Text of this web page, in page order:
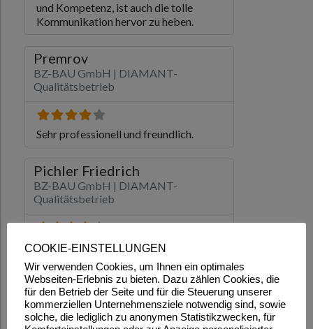
COOKIE-EINSTELLUNGEN
Wir verwenden Cookies, um Ihnen ein optimales
Webseiten-Erlebnis zu bieten. Dazu zählen Cookies, die
für den Betrieb der Seite und für die Steuerung unserer
kommerziellen Unternehmensziele notwendig sind, sowie
solche, die lediglich zu anonymen Statistikzwecken, für